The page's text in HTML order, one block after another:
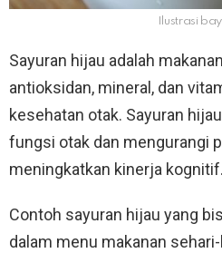
Ilustrasi
Sayuran hijau adalah
antioksidan, mineral, dan
kesehatan otak. Sayuran
fungsi otak dan mengurangi
meningkatkan kinerja kognitif.
Contoh sayuran hijau yang
dalam menu makanan